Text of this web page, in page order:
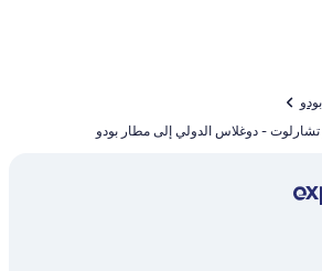
- دوغلاس الدولي إلى مطار بودو